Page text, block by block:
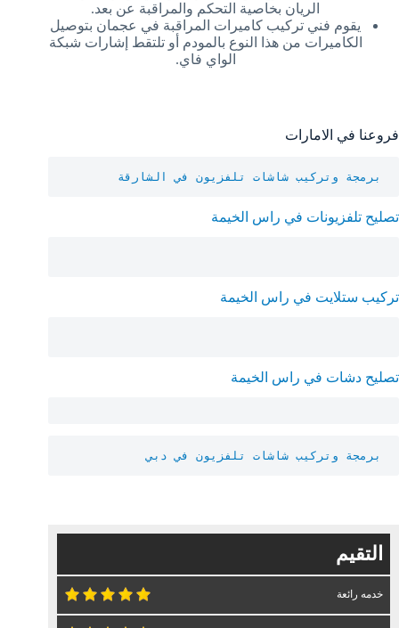
الريان بخاصية التحكم والمراقبة عن بعد.
يقوم فني تركيب كاميرات المراقبة في عجمان بتوصيل
الكاميرات من هذا النوع بالمودم أو تلتقط إشارات شبكة
الواي فاي.
فروعنا في الامارات
برمجة وتركيب شاشات تلفزيون في الشارقة
تصليح تلفزيونات في راس الخيمة
تركيب ستلايت في راس الخيمة
تصليح دشات في راس الخيمة
برمجة وتركيب شاشات تلفزيون في دبي
التقيم
خدمه رائعة